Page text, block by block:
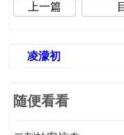
上一篇
凌濛初
随便看看